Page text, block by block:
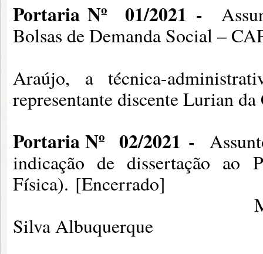
Portaria Nº
01/2021 -
Bolsas de Demanda Social –
Araújo, a técnica-
representante discente Lurian da
Portaria Nº 02/2021 -
indicação de dissertação ao
Física). [Encerrado]
Membro: Prof.
Silva Albuquerque